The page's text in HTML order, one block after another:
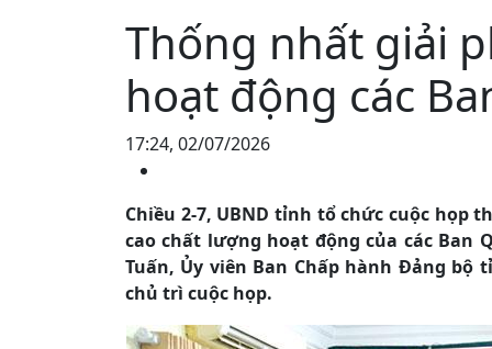
Thống nhất giải
hoạt động các
17:24, 02/07/2026
Chiều 2-7, UBND tỉnh tổ chức cuộc họp
cao chất lượng hoạt động của các
Tuấn, Ủy viên Ban Chấp hành Đảng bộ
chủ trì cuộc họp.